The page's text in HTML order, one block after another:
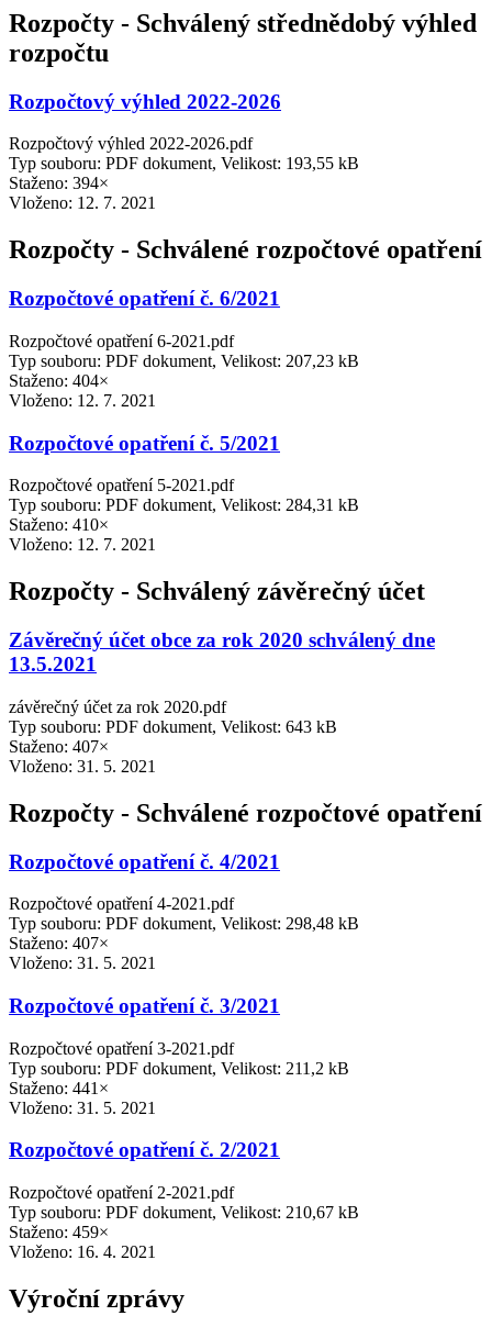
Rozpočty - Schválený střednědobý výhled
rozpočtu
Rozpočtový výhled 2022-2026
Rozpočtový výhled 2022-2026.pdf
Typ souboru: PDF dokument, Velikost: 193,55 kB
Staženo: 394×
Vloženo: 12. 7. 2021
Rozpočty - Schválené rozpočtové opatření
Rozpočtové opatření č. 6/2021
Rozpočtové opatření 6-2021.pdf
Typ souboru: PDF dokument, Velikost: 207,23 kB
Staženo: 404×
Vloženo: 12. 7. 2021
Rozpočtové opatření č. 5/2021
Rozpočtové opatření 5-2021.pdf
Typ souboru: PDF dokument, Velikost: 284,31 kB
Staženo: 410×
Vloženo: 12. 7. 2021
Rozpočty - Schválený závěrečný účet
Závěrečný účet obce za rok 2020 schválený dne
13.5.2021
závěrečný účet za rok 2020.pdf
Typ souboru: PDF dokument, Velikost: 643 kB
Staženo: 407×
Vloženo: 31. 5. 2021
Rozpočty - Schválené rozpočtové opatření
Rozpočtové opatření č. 4/2021
Rozpočtové opatření 4-2021.pdf
Typ souboru: PDF dokument, Velikost: 298,48 kB
Staženo: 407×
Vloženo: 31. 5. 2021
Rozpočtové opatření č. 3/2021
Rozpočtové opatření 3-2021.pdf
Typ souboru: PDF dokument, Velikost: 211,2 kB
Staženo: 441×
Vloženo: 31. 5. 2021
Rozpočtové opatření č. 2/2021
Rozpočtové opatření 2-2021.pdf
Typ souboru: PDF dokument, Velikost: 210,67 kB
Staženo: 459×
Vloženo: 16. 4. 2021
Výroční zprávy